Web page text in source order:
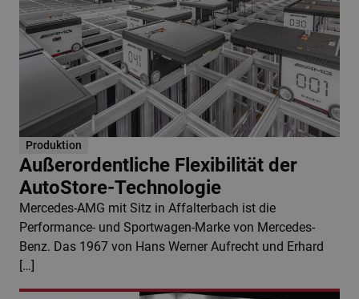
Produktion
Außerordentliche Flexibilität der
AutoStore-Technologie
Mercedes-AMG mit Sitz in Affalterbach ist die
Performance- und Sportwagen-Marke von Mercedes-
Benz. Das 1967 von Hans Werner Aufrecht und Erhard
[…]